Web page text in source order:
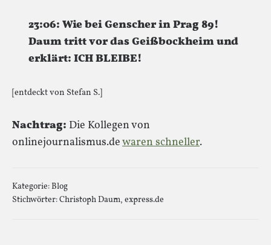
23:06: Wie bei Genscher in Prag 89!
Daum tritt vor das Geißbockheim und
erklärt: ICH BLEIBE!
[entdeckt von Stefan S.]
Nachtrag: Die Kollegen von
onlinejournalismus.dewaren schneller.
Kategorie:Blog
Stichwörter:Christoph Daum, express.de